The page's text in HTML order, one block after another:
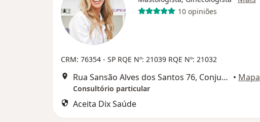
10 opiniões
CRM: 76354 - SP RQE Nº: 21039 RQE Nº: 21032
Rua Sansão Alves dos Santos 76, Conjunto 71, São Paulo • Mapa
Consultório particular
Aceita Dix Saúde